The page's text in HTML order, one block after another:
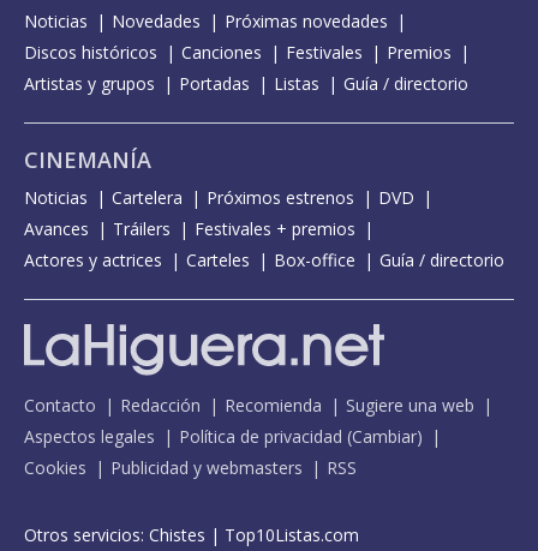
Noticias Novedades
Próximas novedades
Discos históricos
Canciones Festivales
Premios
Artistas y grupos
Portadas Listas Guía / directorio
CINEMANÍA
Noticias Cartelera Próximos estrenos
DVD
Avances
Tráilers
Festivales + premios
Actores y actrices
Carteles Box-office Guía / directorio
Contacto Redacción Recomienda
Sugiere una web
Aspectos legales
Política de privacidad (Cambiar)
Cookies
Publicidad y webmasters RSS
Otros servicios: Chistes | Top10Listas.com